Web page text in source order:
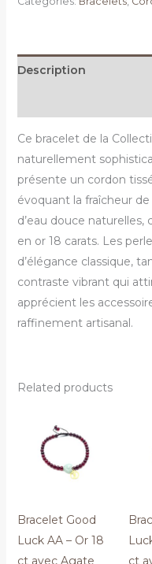
Description
Ce bracelet de la
naturellement
présente un cordon
évoquant la fraîcheur
d’eau douce
en or 18 carats. Les
d’élégance classique,
contraste vibrant qui
apprécient les
raffinement artisanal.
Related products
Bracelet Good
Luck AA – Or 18
ct avec Agate
ct